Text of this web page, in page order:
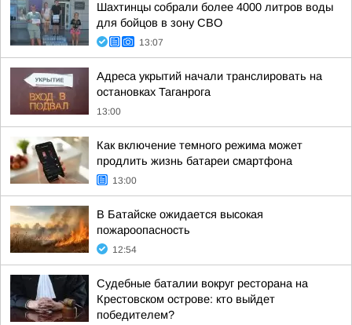
Шахтинцы собрали более 4000 литров воды
для бойцов в зону СВО
13:07
Адреса укрытий начали транслировать на
остановках Таганрога
13:00
Как включение темного режима может
продлить жизнь батареи смартфона
13:00
В Батайске ожидается высокая
пожароопасность
12:54
Судебные баталии вокруг ресторана на
Крестовском острове: кто выйдет
победителем?